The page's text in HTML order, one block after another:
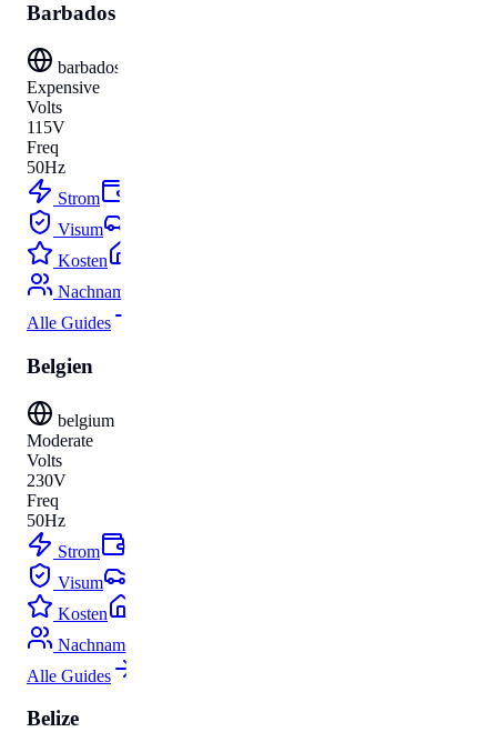
Barbados
barbados
Expensive
Volts
115V
Freq
50Hz
Strom
Visum
Kosten
Nachnamen
Alle Guides
Belgien
belgium
Moderate
Volts
230V
Freq
50Hz
Strom
Visum
Kosten
Nachnamen
Alle Guides
Belize